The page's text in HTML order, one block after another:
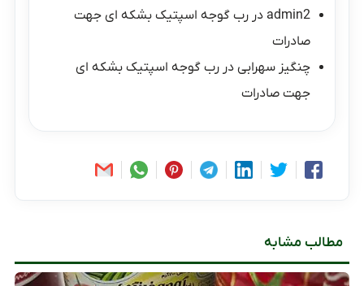
admin2 دررب گوجه اسپتیک بشکه ای جهت
صادرات
چنگیز سهرابی دررب گوجه اسپتیک بشکه ای
جهت صادرات
مطالب مشابه